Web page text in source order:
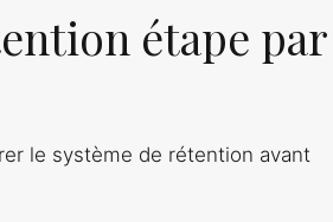
étape par
le système de rétention avant